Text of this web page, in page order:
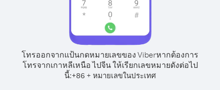
โทรออกจากแป้นกดหมายเลขของ Viberหากต้องการ
โทรจากเกาหลีเหนือ ไปจีน ให้เรียกเลขหมายดังต่อไป
นี้:+86 + หมายเลขในประเทศ